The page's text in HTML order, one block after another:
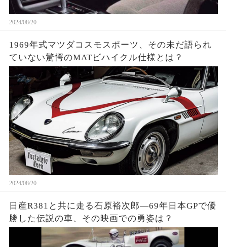
2024/08/20
1969年式マツダコスモスポーツ、その未だ語られ
ていない驚愕のMATビハイクル仕様とは？
2024/08/20
日産R381と共に走る石原裕次郎—69年日本GPで優
勝した伝説の車、その映画での勇姿は？